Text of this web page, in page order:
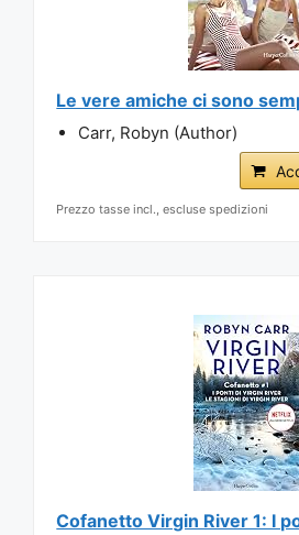
Le vere amiche ci sono
Carr, Robyn (Author)
Prezzo tasse incl., escluse spedizioni
Cofanetto Virgin River 1: I